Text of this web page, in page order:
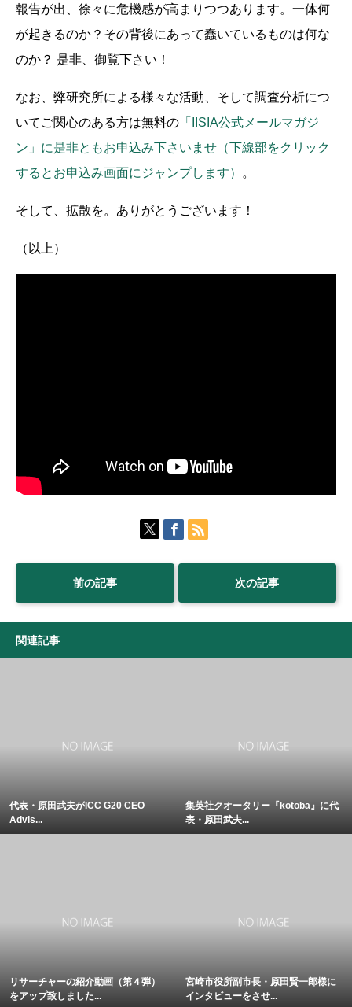
報告が出、徐々に危機感が高まりつつあります。一体何
が起きるのか？その背後にあって蠢いているものは何な
のか？ 是非、御覧下さい！
なお、弊研究所による様々な活動、そして調査分析につ
いてご関心のある方は無料の 「IISIA公式メールマガジ
ン」に是非ともお申込み下さいませ（下線部をクリック
するとお申込み画面にジャンプします）
。
そして、拡散を。ありがとうございます！
（以上）
前の記事 次の記事
関連記事
代表・原田武夫がICC G20 CEO
Advis...
集英社クオータリー『kotoba』に代
表・原田武夫...
リサーチャーの紹介動画（第４弾）
をアップ致しました...
宮崎市役所副市長・原田賢一郎様に
インタビューをさせ...